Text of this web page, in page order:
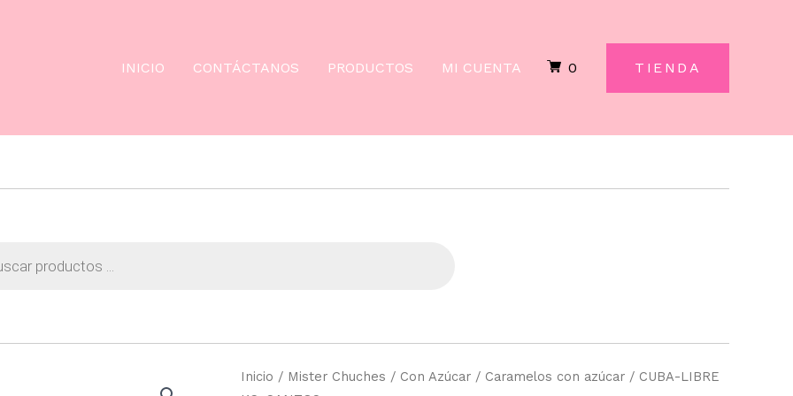
INICIO CONTÁCTANOS PRODUCTOS MI CUENTA 0 TIENDA
Inicio / Mister Chuches / Con Azúcar / Caramelos con azúcar / CUBA-LIBRE